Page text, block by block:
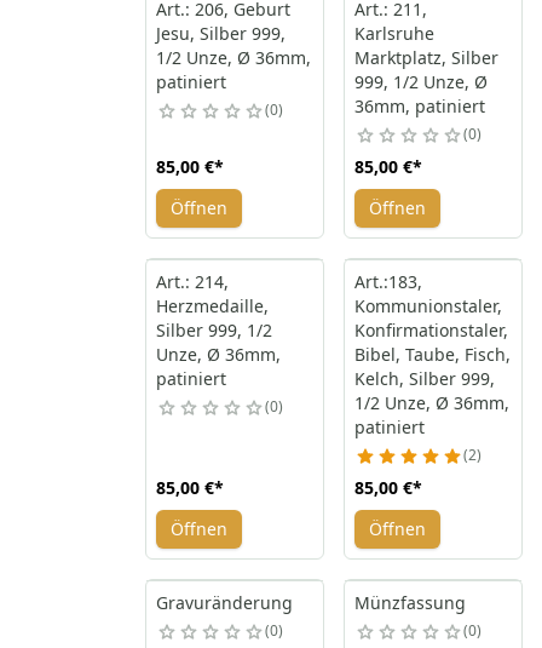
Art.: 206, Geburt
Jesu, Silber 999,
1/2 Unze, Ø 36mm,
patiniert
0
85,00 €*
Öffnen
Art.: 211,
Karlsruhe
Marktplatz, Silber
999, 1/2 Unze, Ø
36mm, patiniert
0
85,00 €*
Öffnen
Art.: 214,
Herzmedaille,
Silber 999, 1/2
Unze, Ø 36mm,
patiniert
0
85,00 €*
Öffnen
Art.:183,
Kommunionstaler,
Konfirmationstaler,
Bibel, Taube, Fisch,
Kelch, Silber 999,
1/2 Unze, Ø 36mm,
patiniert
2
85,00 €*
Öffnen
Gravuränderung
0
Münzfassung
0